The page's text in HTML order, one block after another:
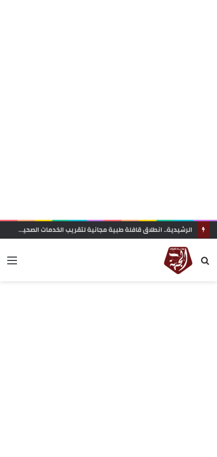
مباراة توظيف بالمركز الجهوي للاستثمار تثير الجدل.. معطيات حول محاولة “تفصيل المنصب” لفائدة مستخدمة مقربة